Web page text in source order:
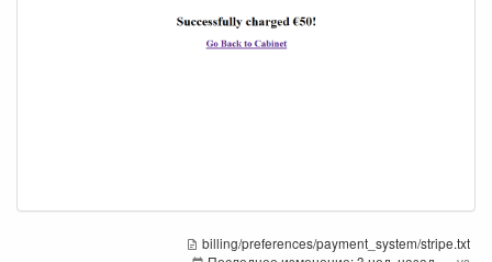
billing/preferences/payment_system/stripe.txt